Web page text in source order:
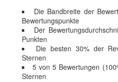
Die Bandbreite der
Bewertungspunkte
Der
Punkten
Die besten 30% der
Sternen
5 von 5 Bewertungen
Sternen